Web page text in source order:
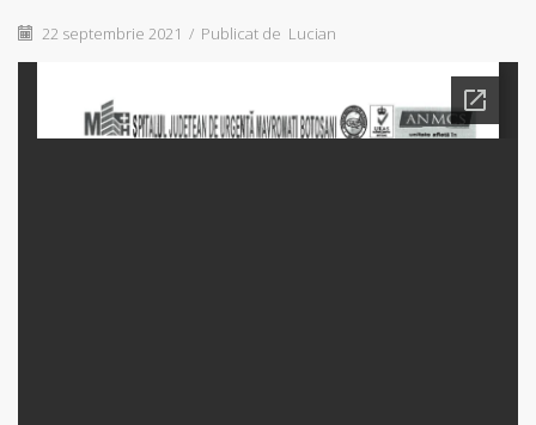
22 septembrie 2021 / Publicat de Lucian